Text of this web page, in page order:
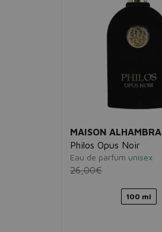
MAISON ALHAMBRA
Philos Opus Noir
Eau de parfum unisex
26,00€
100 ml